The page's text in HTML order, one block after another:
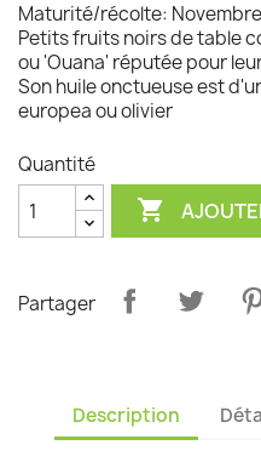
Maturité/récolte:
Petits fruits noirs de table
ou 'Ouana' réputée pour
Son huile onctueuse est
europea ou olivier
Quantité

Partager
Description